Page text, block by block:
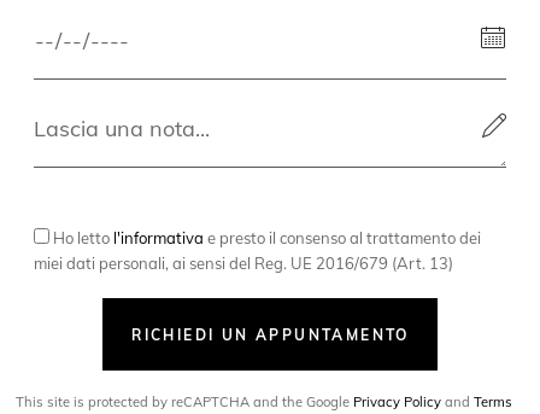
Ho letto l'informativa e presto il consenso al trattamento dei
miei dati personali, ai sensi del Reg. UE 2016/679 (Art. 13)
RICHIEDI UN APPUNTAMENTO
This site is protected by reCAPTCHA and the Google Privacy Policy andTerms